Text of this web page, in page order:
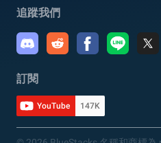
追蹤我們
訂閱
YouTube 147K